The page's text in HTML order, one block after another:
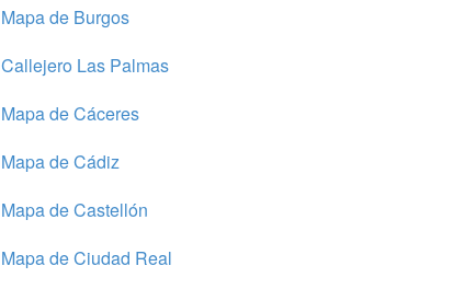
Mapa de Burgos
Callejero Las Palmas
Mapa de Cáceres
Mapa de Cádiz
Mapa de Castellón
Mapa de Ciudad Real